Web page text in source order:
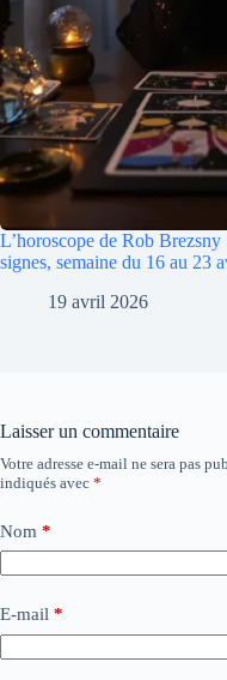
L’horoscope de Rob
signes, semaine du 16 au 23
19 avril 2026
Laisser un commentaire
Votre adresse e-mail ne sera pas
indiqués avec *
Nom *
E-mail *